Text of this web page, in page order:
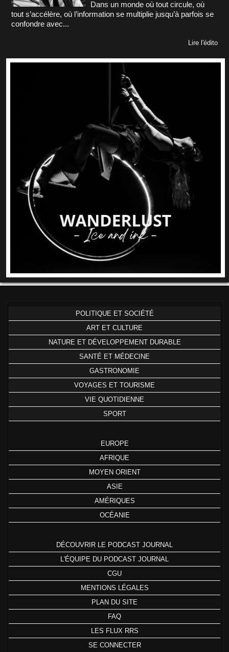
Dans un monde où tout circule, où
tout s’accélère, où l’information se multiplie jusqu’à parfois se
confondre avec...
Lire l'édito
POLITIQUE ET SOCIÉTÉ
ART ET CULTURE
NATURE ET DÉVELOPPEMENT DURABLE
SANTÉ ET MÉDECINE
GASTRONOMIE
VOYAGES ET TOURISME
VIE QUOTIDIENNE
SPORT
EUROPE
AFRIQUE
MOYEN ORIENT
ASIE
AMÉRIQUES
OCÉANIE
DÉCOUVRIR LE PODCAST JOURNAL
L'ÉQUIPE DU PODCAST JOURNAL
CGU
MENTIONS LÉGALES
PLAN DU SITE
FAQ
LES FLUX RRS
SE CONNECTER